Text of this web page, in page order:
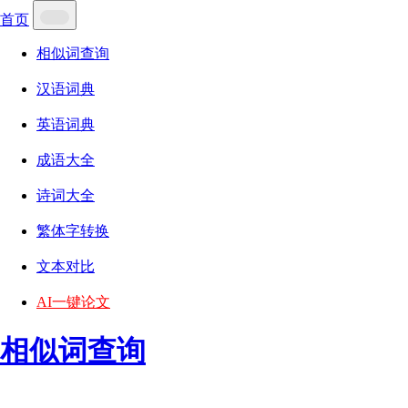
首页
相似词查询
汉语词典
英语词典
成语大全
诗词大全
繁体字转换
文本对比
AI一键论文
相似词查询